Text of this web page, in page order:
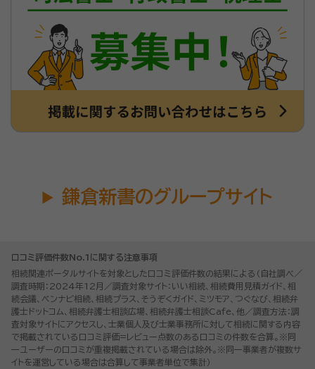
鎌倉新書のグループサイト
口コミ評価件数No.1に関する注意事項
相続関連ポータルサイトを対象とした口コミ評価件数の結果による（自社調べ／
調査時期：2024年12月／調査対象サイト：いい相続、相続費用見積ガイド、相
続会議、ベンナビ相続、相続プラス、そうぞくガイド、ミツモア、つぐなび、相続弁
護士ドットコム、相続弁護士相談広場、相続弁護士相談Cafe、他／調査方法：調
査対象サイトにアクセスし、士業個人及び士業事務所に対して相続に関する内容
で掲載されている口コミ評価=レビュー点数のある口コミの件数を合算。※同
一ユーザーの口コミが重複掲載されている場合は除外。※同一事業者が複数サ
イトを運営している場合は合算して事業者単位で集計）